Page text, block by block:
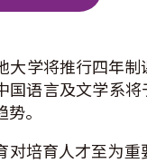
大学将推行四年
国语言及文学系
势。
对培育人才至为